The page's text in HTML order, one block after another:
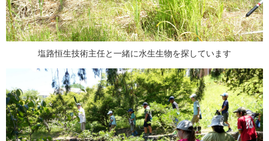
塩路恒生技術主任と一緒に水生生物を探しています